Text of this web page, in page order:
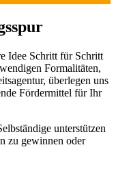
Idee Schritt für Schritt
Formalitäten,
überlegen uns
Fördermittel für Ihr
unterstützen
zu gewinnen oder